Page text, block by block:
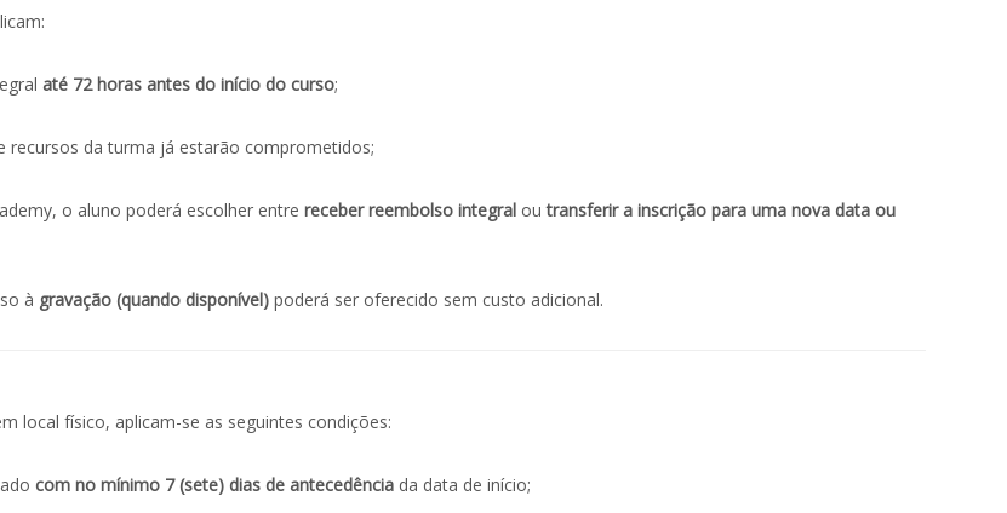
até 72 horas antes do início do curso;
recursos da turma já estarão comprometidos;
o aluno poderá escolher entre receber reembolso integral outransferir a inscrição para uma nova data ou
à gravação (quando disponível) poderá ser oferecido sem custo adicional.
local físico, aplicam-se as seguintes condições:
com no mínimo 7 (sete) dias de antecedência da data de início;